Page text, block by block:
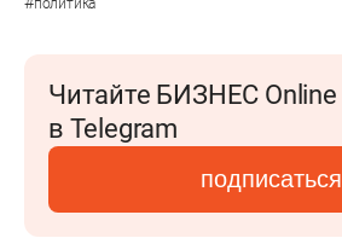
Читайте БИЗНЕС Online
в Telegram
подписаться